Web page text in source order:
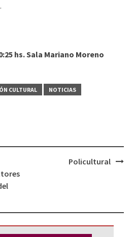
hs. Sala Mariano Moreno
CULTURAL NOTICIAS
Policultural